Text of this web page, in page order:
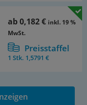
ab0,182 € inkl. 19 %
MwSt.
Preisstaffel
1 Stk. 1,5791 €